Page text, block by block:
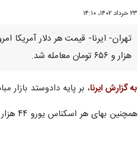
۲۳ خرداد ۱۴۰۲، ۱۴:۱۰
هزار و ۶۵۶ تومان معامله شد.
به گزارش ایرنا، بر پایه دادوستد بازار مبادله ارز و طلای
همچنین بهای هر اسکناس یورو ۴۴ هزار و ۵۱۲ تومان و بهای حواله یورو ۴۰ هزار و ۴۶۵ تومان، هر اسکناس درهم ۱۱ هزار و ۲۷۹ تومان و هر حواله درهم ۱۰ هزار و ۲۵۳ تومان کشف شد.